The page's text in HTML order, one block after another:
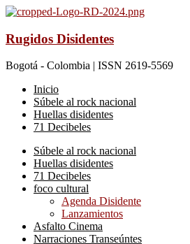
Rugidos Disidentes
Bogotá - Colombia | ISSN 2619-5569
Inicio
Súbele al rock nacional
Huellas disidentes
71 Decibeles
Súbele al rock nacional
Huellas disidentes
71 Decibeles
foco cultural
Agenda Disidente
Lanzamientos
Asfalto Cinema
Narraciones Transeúntes